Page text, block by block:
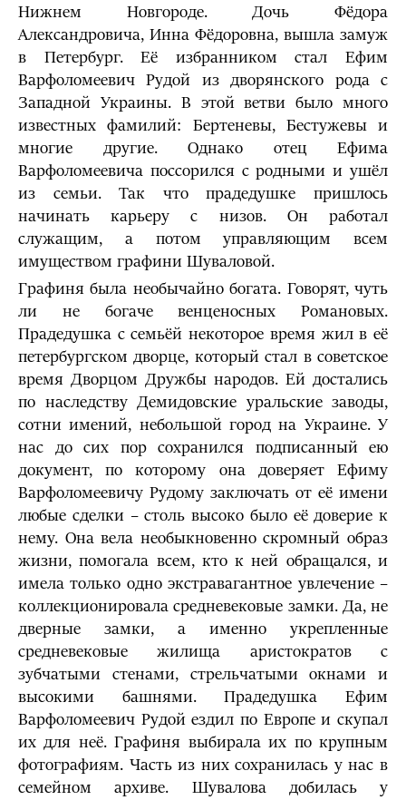
Нижнем Новгороде. Дочь Фёдора
Александровича, Инна Фёдоровна, вышла замуж
в Петербург. Её избранником стал Ефим
Варфоломеевич Рудой из дворянского рода с
Западной Украины. В этой ветви было много
известных фамилий: Бертеневы, Бестужевы и
многие другие. Однако отец Ефима
Варфоломеевича поссорился с родными и ушёл
из семьи. Так что прадедушке пришлось
начинать карьеру с низов. Он работал
служащим, а потом управляющим всем
имуществом графини Шуваловой.
Графиня была необычайно богата. Говорят, чуть
ли не богаче венценосных Романовых.
Прадедушка с семьёй некоторое время жил в её
петербургском дворце, который стал в советское
время Дворцом Дружбы народов. Ей достались
по наследству Демидовские уральские заводы,
сотни имений, небольшой город на Украине. У
нас до сих пор сохранился подписанный ею
документ, по которому она доверяет Ефиму
Варфоломеевичу Рудому заключать от её имени
любые сделки – столь высоко было её доверие к
нему. Она вела необыкновенно скромный образ
жизни, помогала всем, кто к ней обращался, и
имела только одно экстравагантное увлечение –
коллекционировала средневековые замки. Да, не
дверные замки, а именно укрепленные
средневековые жилища аристократов с
зубчатыми стенами, стрельчатыми окнами и
высокими башнями. Прадедушка Ефим
Варфоломеевич Рудой ездил по Европе и скупал
их для неё. Графиня выбирала их по крупным
фотографиям. Часть из них сохранилась у нас в
семейном архиве. Шувалова добилась у